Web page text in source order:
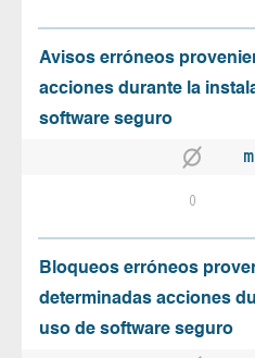
Avisos erróneos
acciones durante la
software seguro
0
Bloqueos erróneos
determinadas acciones
uso de software seguro